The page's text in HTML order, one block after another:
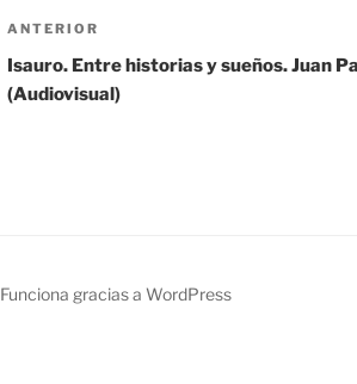
Navegación
de
entradas
Entrada
anterior:
ANTERIOR
Isauro. Entre historias y sueños. Juan
(Audiovisual)
Funciona gracias a WordPress